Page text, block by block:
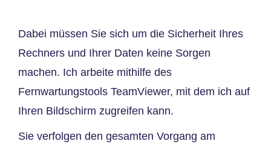
Dabei müssen Sie sich um die Sicherheit Ihres
Rechners und Ihrer Daten keine Sorgen
machen. Ich arbeite mithilfe des
Fernwartungstools TeamViewer, mit dem ich auf
Ihren Bildschirm zugreifen kann.
Sie verfolgen den gesamten Vorgang am